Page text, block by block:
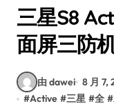
三星S8
面屏三防
由 dawei 8 月 7,
#Active #三星 #全 #